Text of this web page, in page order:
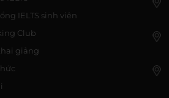
IELTS sinh viên
Club
giảng